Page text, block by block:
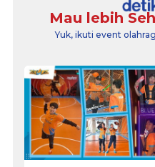
Mau lebih
Yuk, ikuti event